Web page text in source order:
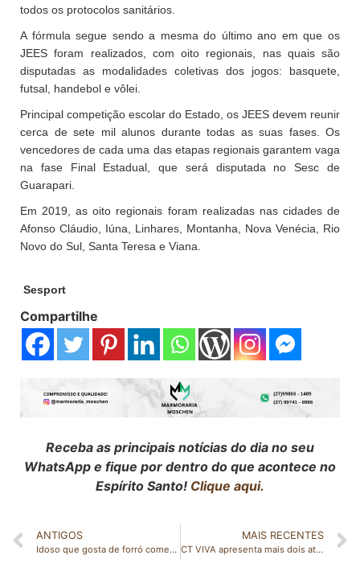
todos os protocolos sanitários.
A fórmula segue sendo a mesma do último ano em que os
JEES foram realizados, com oito regionais, nas quais são
disputadas as modalidades coletivas dos jogos: basquete,
futsal, handebol e vôlei.
Principal competição escolar do Estado, os JEES devem reunir
cerca de sete mil alunos durante todas as suas fases. Os
vencedores de cada uma das etapas regionais garantem vaga
na fase Final Estadual, que será disputada no Sesc de
Guarapari.
Em 2019, as oito regionais foram realizadas nas cidades de
Afonso Cláudio, Iúna, Linhares, Montanha, Nova Venécia, Rio
Novo do Sul, Santa Teresa e Viana.
Sesport
Compartilhe
Receba as principais notícias do dia no seu
WhatsApp e fique por dentro do que acontece no
Espírito Santo! Clique aqui.
ANTIGOS
Idoso que gosta de forró comemora 121 anos com bolo temático: ‘O terror do INSS’
MAIS RECENTES
CT VIVA apresenta mais dois atletas ao Boston City F.C.